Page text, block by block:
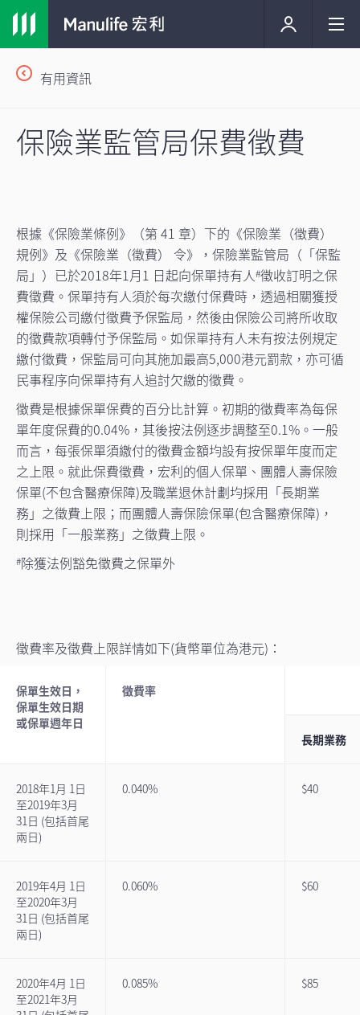
有用資訊
保險業監管局保費徵費
根據《保險業條例》（第 41 章）下的《保險業（徵費）
規例》及《保險業（徵費） 令》，保險業監管局（「保監
局」）已於2018年1月1 日起向保單持有人#徵收訂明之保
費徵費。保單持有人須於每次繳付保費時，透過相關獲授
權保險公司繳付徵費予保監局，然後由保險公司將所收取
的徵費款項轉付予保監局。如保單持有人未有按法例規定
繳付徵費，保監局可向其施加最高5,000港元罰款，亦可循
民事程序向保單持有人追討欠繳的徵費。
徵費是根據保單保費的百分比計算。初期的徵費率為每保
單年度保費的0.04%，其後按法例逐步調整至0.1%。一般
而言，每張保單須繳付的徵費金額均設有按保單年度而定
之上限。就此保費徵費，宏利的個人保單、團體人壽保險
保單(不包含醫療保障)及職業退休計劃均採用「長期業
務」之徵費上限；而團體人壽保險保單(包含醫療保障)，
則採用「一般業務」之徵費上限。
#除獲法例豁免徵費之保單外
徵費率及徵費上限詳情如下(貨幣單位為港元)：
保單生效日，
保單生效日期
或保單週年日
徵費率
長期業務
2018年1月 1日
至2019年3月
31日 (包括首尾
兩日)
0.040% $40
2019年4月 1日
至2020年3月
31日 (包括首尾
兩日)
0.060% $60
2020年4月 1日
至2021年3月
0.085% $85